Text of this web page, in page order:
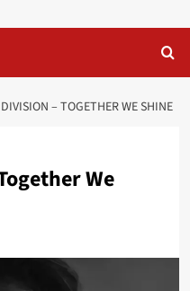
– TOGETHER WE SHINE
We